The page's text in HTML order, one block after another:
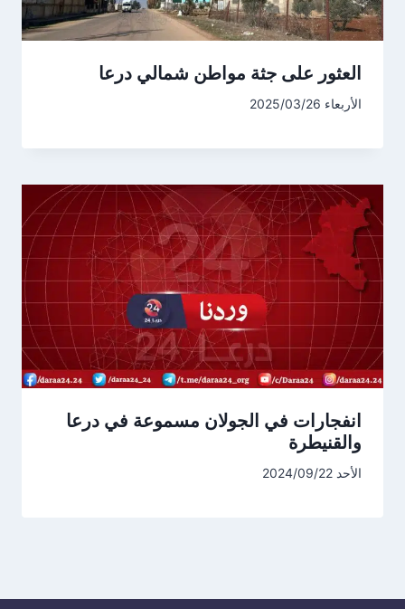
العثور على جثة مواطن شمالي درعا
الأربعاء 2025/03/26
انفجارات في الجولان مسموعة في درعا
والقنيطرة
الأحد 2024/09/22